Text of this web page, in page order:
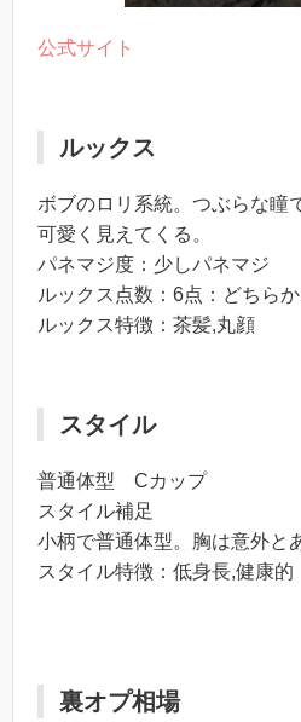
公式サイト
ルックス
ボブのロリ系統。つぶらな瞳
可愛く見えてくる。
パネマジ度：少しパネマジ
ルックス点数：6点：どちら
ルックス特徴：茶髪,丸顔
スタイル
普通体型 Cカップ
スタイル補足
小柄で普通体型。胸は意外と
スタイル特徴：低身長,健康的
裏オプ相場